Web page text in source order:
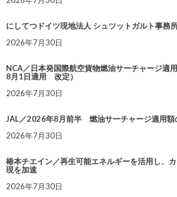
にしてつドイツ現地法人 シュツットガルト事務
2026年7月30日
NCA／日本発国際航空貨物燃油サーチャージ適
8月1日適用 改定）
2026年7月30日
JAL／2026年8月前半 燃油サーチャージ適用額
2026年7月30日
椿本チエイン／再生可能エネルギーを活用し、
現を加速
2026年7月30日